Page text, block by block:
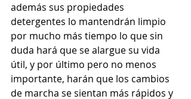
además sus propiedades
detergentes lo mantendrán limpio
por mucho más tiempo lo que sin
duda hará que se alargue su vida
útil, y por último pero no menos
importante, harán que los cambios
de marcha se sientan más rápidos y